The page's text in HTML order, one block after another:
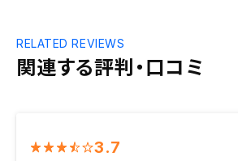
関連する評判・口コミ
RELATED REVIEWS
3.7